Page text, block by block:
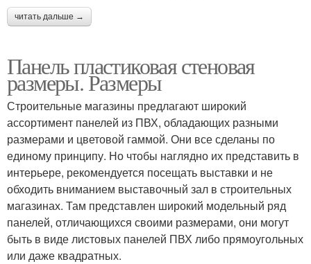
читать дальше →
Панель пластиковая стеновая
размеры. Размеры
Строительные магазины предлагают широкий
ассортимент панелей из ПВХ, обладающих разными
размерами и цветовой гаммой. Они все сделаны по
единому принципу. Но чтобы наглядно их представить в
интерьере, рекомендуется посещать выставки и не
обходить вниманием выставочный зал в строительных
магазинах. Там представлен широкий модельный ряд
панелей, отличающихся своими размерами, они могут
быть в виде листовых панелей ПВХ либо прямоугольных
или даже квадратных.